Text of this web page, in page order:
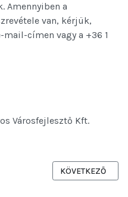
Amennyiben a
van, kérjük,
mail-címen vagy a +36 1
Városfejlesztő Kft.
UTCA FELÚJÍTÁSA
KÖVETKEZŐ
KÖVETKEZŐ